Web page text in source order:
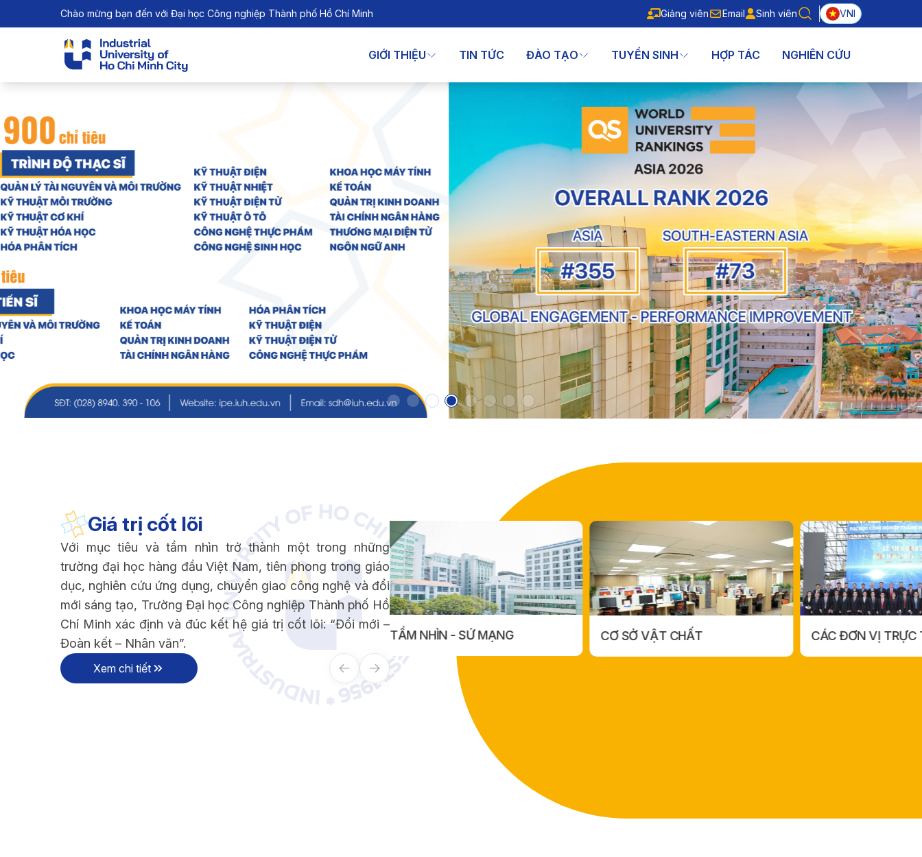
Chào mừng bạn đến với Đại học Công nghiệp Thành phố Hồ Chí Minh
Giảng viên
Giảng viên
Email
Email
Sinh viên
Sinh viên
VNI
GIỚI THIỆU TIN TỨC ĐÀO TẠO TUYỂN SINH HỢP TÁC NGHIÊN CỨU
Giá trị cốt lõi
Với mục tiêu và tầm nhìn trở thành một trong những
trường đại học hàng đầu Việt Nam, tiên phong trong giáo
dục, nghiên cứu ứng dụng, chuyển giao công nghệ và đổi
mới sáng tạo, Trường Đại học Công nghiệp Thành phố Hồ
Chí Minh xác định và đúc kết hệ giá trị cốt lõi: “Đổi mới –
Đoàn kết – Nhân văn”.
Xem chi tiết
TẦM NHÌN - SỨ MẠNG CƠ SỞ VẬT CHẤT CÁC ĐƠN VỊ TRỰC THUỘC VỀ CHÚNG TÔI